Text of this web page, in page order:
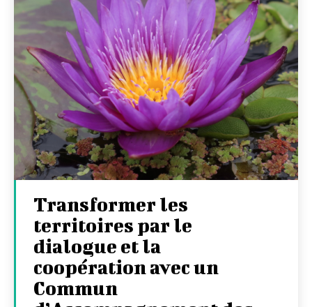
Transformer les
territoires par le
dialogue et la
coopération avec un
Commun